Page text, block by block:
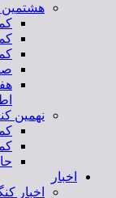
هشتمین
نهمین
اخبار
اخبار